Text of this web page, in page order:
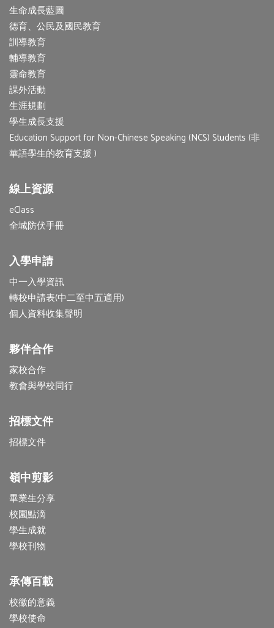
生命成長藍圖
德育、公民及國民教育
訓導教育
輔導教育
靈命教育
課外活動
生涯規劃
學生成長支援
Education Support for Non-Chinese Speaking (NCS) Students (非
華語學生的教育支援 )
線上資源
eClass
全城防伏手冊
入學申請
中一入學資訊
轉校申請表(中二至中五適用)
個人資料收集聲明
夥伴合作
家校合作
教會與學校同行
招標文件
招標文件
嶺中剪影
畢業生分享
校園點滴
學生成就
學校刊物
承傳百載
校徽的意義
學校使命